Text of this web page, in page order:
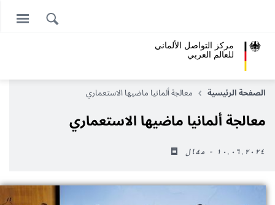
مركز التواصل الألماني
للعالم العربي
الصفحة الرئيسية معالجة ألمانيا ماضيها الاستعماري
معالجة ألمانيا ماضيها الاستعماري
١٠.٠٦.٢٠٢٤ - مقال